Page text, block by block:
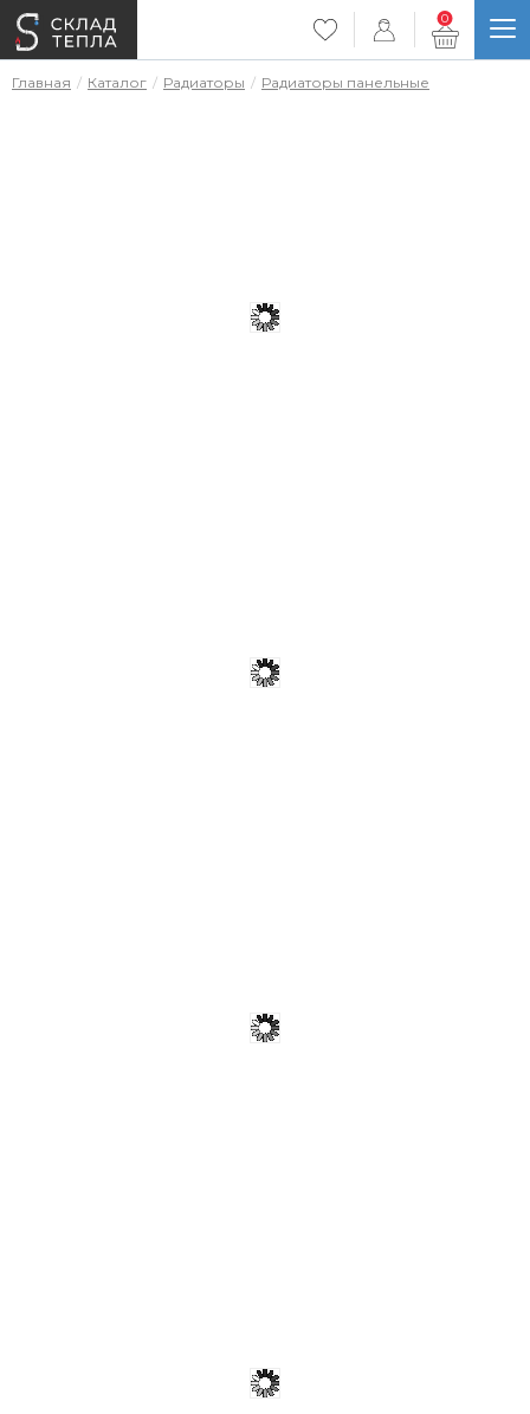
0
Главная Каталог Радиаторы Радиаторы панельные